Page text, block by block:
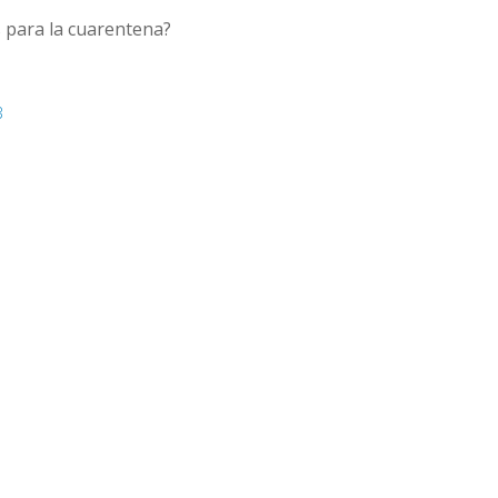
la cuarentena?